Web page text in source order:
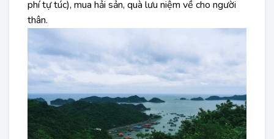
phí tự túc), mua hải sản, quà lưu niệm về cho người
thân.